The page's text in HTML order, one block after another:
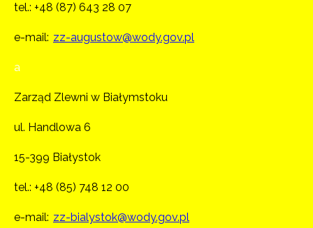
tel.: +48 (87) 643 28 07
e-mail: zz-augustow@wody.gov.pl
a
Zarząd Zlewni w Białymstoku
ul. Handlowa 6
15-399 Białystok
tel.: +48 (85) 748 12 00
e-mail: zz-bialystok@wody.gov.pl